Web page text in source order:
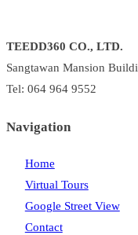
TEEDD360 CO., LTD.
Sangtawan Mansion
Tel: 064 964 9552
Navigation
Home
Virtual Tours
Google Street View
Contact